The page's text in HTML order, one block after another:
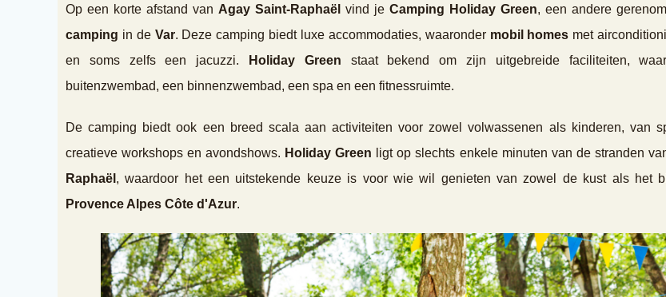
Op een korte afstand van Agay Saint-Raphaël vind je Camping Holiday Green, een andere
camping in de Var. Deze camping biedt luxe accommodaties, waaronder mobil homes met
en soms zelfs een jacuzzi.
Holiday Green staat bekend om zijn uitgebreide faciliteiten,
buitenzwembad, een binnenzwembad, een spa en een fitnessruimte.
De camping biedt ook een breed scala aan activiteiten voor zowel volwassenen als kinderen, van
creatieve workshops en avondshows. Holiday Green ligt op slechts enkele minuten van de stranden
Raphaël , waardoor het een uitstekende keuze is voor wie wil genieten van zowel de kust als het
Provence Alpes Côte d'Azur.